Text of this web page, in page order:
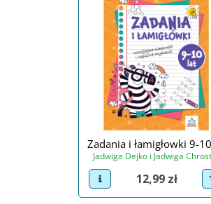
Zadania i łamigłowki 9-
Jadwiga Dejko i Jadwiga
view product
Cena
12,99 zł